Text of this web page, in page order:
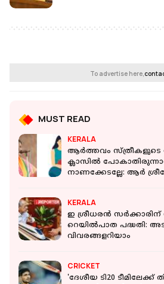
To advertise here,
MUST READ
KERALA
ആര്‍ത്തവം സ്ത്രീകളുടെ
ക്ലാസില്‍
നാണക്കേടല്ലേ: ആർ
KERALA
ഇ ശ്രീധരൻ സർക്കാരിന്
റെയില്‍പാത പദ്ധതി:
വിവരങ്ങളറിയാം
CRICKET
'ദേശീയ ടി20 ടീമിലേക്ക്